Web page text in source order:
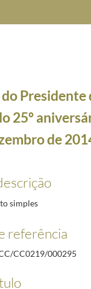
Sala dos Embaixadores
a comunidade
Oficial aos Emirados
no final da Visita Oficial
a Castelo de Vide, Cine-
de condecoração da
aniversário da Fundação
aniversário da Fundação
Presidente
25º
de
simples
referência
CC0219/000295